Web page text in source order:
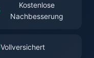
Kostenlose
Nachbesserung
Vollversichert